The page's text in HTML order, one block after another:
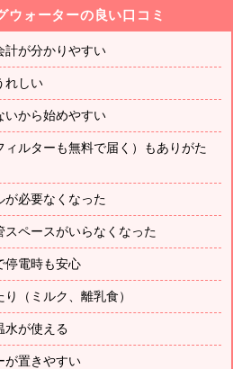
ウォーターの良い口コミ
計が分かりやすい
れしい
いから始めやすい
ィルターも無料で届く）もありがた
が必要なくなった
スペースがいらなくなった
停電時も安心
（ミルク、離乳食）
水が使える
が置きやすい